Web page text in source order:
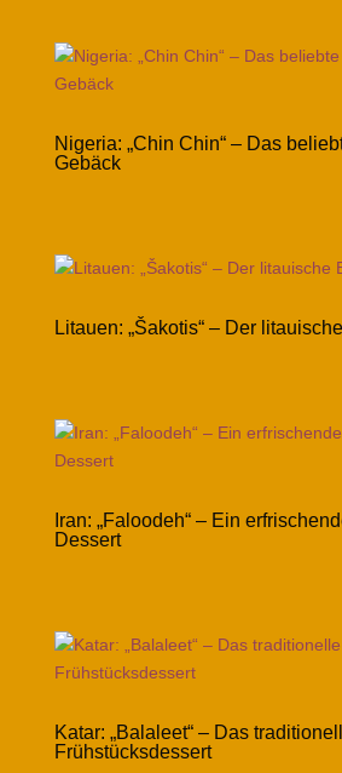
Nigeria: „Chin Chin“ – Das
Gebäck
Litauen: „Šakotis“ – Der
Iran: „Faloodeh“ – Ein
Dessert
Katar: „Balaleet“ – Das
Frühstücksdessert